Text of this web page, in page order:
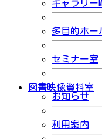
ギャラリー
多目的ホー
セミナー室
図書映像資料室
お知らせ
利用案内